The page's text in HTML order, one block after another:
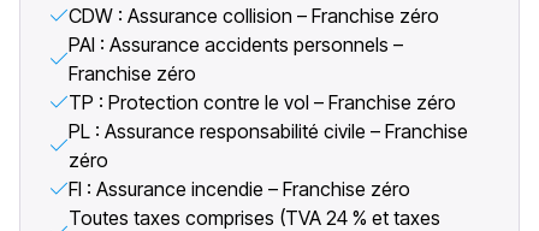
CDW : Assurance collision – Franchise zéro
PAI : Assurance accidents personnels –
Franchise zéro
TP : Protection contre le vol – Franchise zéro
PL : Assurance responsabilité civile – Franchise
zéro
FI : Assurance incendie – Franchise zéro
Toutes taxes comprises (TVA 24 % et taxes